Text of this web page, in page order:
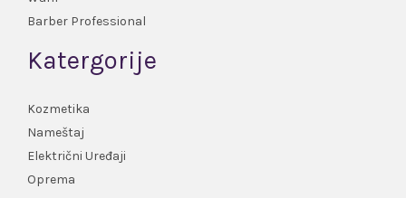
Barber Professional
Katergorije
Kozmetika
Nameštaj
Električni Uređaji
Oprema